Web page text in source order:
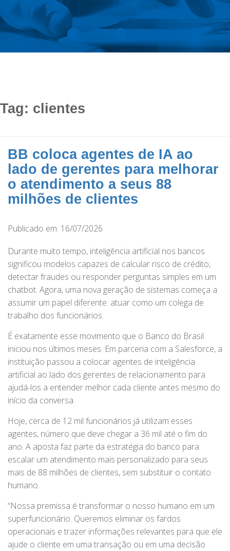
Tag: clientes
BB coloca agentes de IA ao
lado de gerentes para melhorar
o atendimento a seus 88
milhões de clientes
Publicado em: 16/07/2026
Durante muito tempo, inteligência artificial nos bancos
significou modelos capazes de calcular risco de crédito,
detectar fraudes ou responder perguntas simples em um
chatbot. Agora, uma nova geração de sistemas começa a
assumir um papel diferente: atuar como um colega de
trabalho dos funcionários.
É exatamente esse movimento que o Banco do Brasil
iniciou nos últimos meses. Em parceria com a Salesforce, a
instituição passou a colocar agentes de inteligência
artificial ao lado dos gerentes de relacionamento para
ajudá-los a entender melhor cada cliente antes mesmo do
início da conversa.
Hoje, cerca de 12 mil funcionários já utilizam esses
agentes, número que deve chegar a 36 mil até o fim do
ano. A aposta faz parte da estratégia do banco para
escalar um atendimento mais personalizado para seus
mais de 88 milhões de clientes, sem substituir o contato
humano.
“Nossa premissa é transformar o nosso humano em um
superfuncionário. Queremos eliminar os fardos
operacionais e trazer informações relevantes para que ele
ajude o cliente em uma transação ou em uma decisão